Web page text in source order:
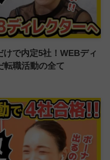
けで内定5社！WEBディ
転職活動の全て